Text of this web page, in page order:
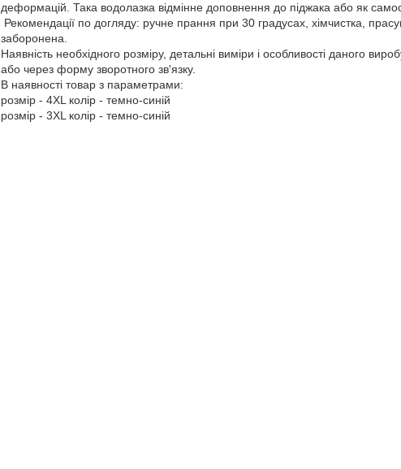
деформацій. Така водолазка відмінне доповнення до піджака або як
Рекомендації по догляду: ручне прання при 30 градусах, хімчистка,
заборонена.
Наявність необхідного розміру, детальні виміри і особливості даного
або через форму зворотного зв'язку.
В наявності товар з параметрами:
розмір - 4XL колір - темно-синій
розмір - 3XL колір - темно-синій